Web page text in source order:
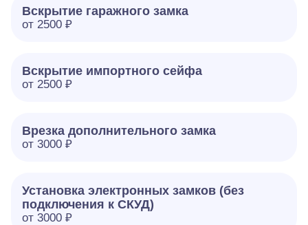
Вскрытие гаражного замка
от 2500 ₽
Вскрытие импортного сейфа
от 2500 ₽
Врезка дополнительного замка
от 3000 ₽
Установка электронных замков (без
подключения к СКУД)
от 3000 ₽